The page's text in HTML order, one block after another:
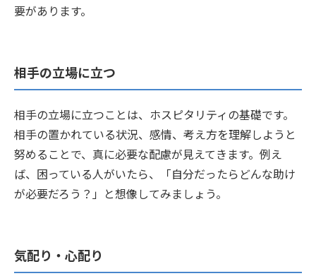
要があります。
相手の立場に立つ
相手の立場に立つことは、ホスピタリティの基礎です。
相手の置かれている状況、感情、考え方を理解しようと
努めることで、真に必要な配慮が見えてきます。例え
ば、困っている人がいたら、「自分だったらどんな助け
が必要だろう？」と想像してみましょう。
気配り・心配り